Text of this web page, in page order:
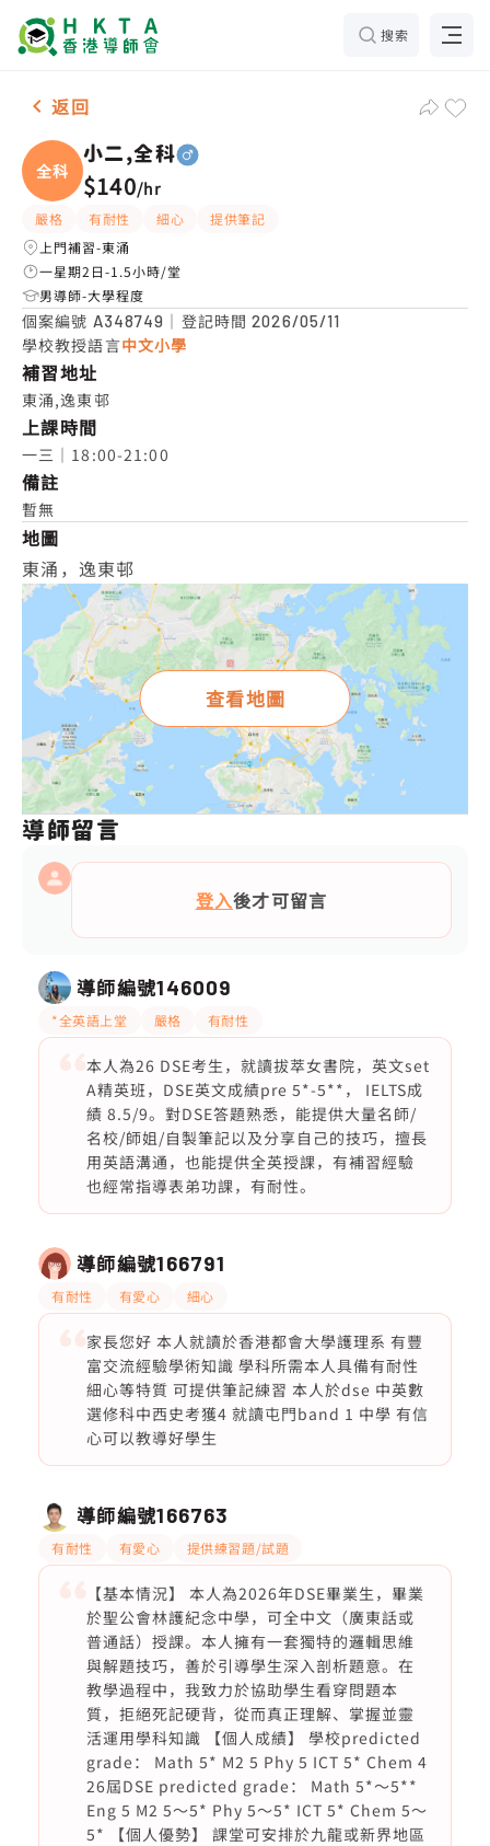
搜索
男-1名 小二,全科，東涌 補習推介
返回
全科
小二,全科
$140/hr
嚴格 有耐性 細心
提供筆記
上門補習-東涌
一星期2日-1.5小時/堂
男導師-大學程度
個案編號 A348749 ｜登記時間2026/05/11
學校教授語言中文小學
補習地址
東涌,逸東邨
上課時間
一三｜18:00-21:00
備註
暫無
地圖
東涌，逸東邨
查看地圖
導師留言
登入後才可留言
導師編號146009
*全英語上堂 嚴格 有耐性
本人為26 DSE考生，就讀拔萃女書院，英文set
A精英班，DSE英文成績pre 5*-5**， IELTS成
績 8.5/9。對DSE答題熟悉，能提供大量名師/
名校/師姐/自製筆記以及分享自己的技巧，擅長
用英語溝通，也能提供全英授課，有補習經驗
也經常指導表弟功課，有耐性。
導師編號166791
有耐性 有愛心 細心
家長您好 本人就讀於香港都會大學護理系 有豐
富交流經驗學術知識 學科所需本人具備有耐性
細心等特質 可提供筆記練習 本人於dse 中英數
選修科中西史考獲4 就讀屯門band 1 中學 有信
心可以教導好學生
導師編號166763
有耐性 有愛心 提供練習題/試題
【基本情況】 本人為2026年DSE畢業生，畢業
於聖公會林護紀念中學，可全中文（廣東話或
普通話）授課。本人擁有一套獨特的邏輯思維
與解題技巧，善於引導學生深入剖析題意。在
教學過程中，我致力於協助學生看穿問題本
質，拒絕死記硬背，從而真正理解、掌握並靈
活運用學科知識 【個人成績】 學校predicted
grade： Math 5* M2 5 Phy 5 ICT 5* Chem 4
26屆DSE predicted grade： Math 5*～5**
Eng 5 M2 5～5* Phy 5～5* ICT 5* Chem 5～
5* 【個人優勢】 課堂可安排於九龍或新界地區